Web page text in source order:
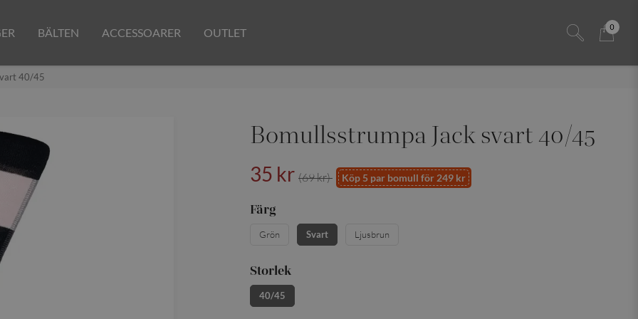
0
BÄLTEN ACCESSOARER OUTLET
40/45
Bomullsstrumpa Jack svart 40/45
35 kr (69 kr) Köp 5 par bomull för 249 kr
Färg
Grön Svart Ljusbrun
Storlek
40/45